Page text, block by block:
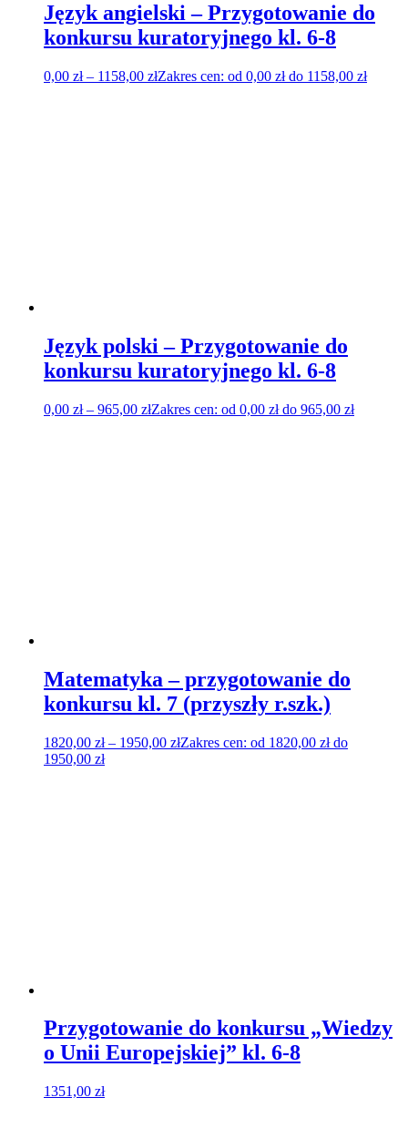
Język angielski – Przygotowanie do
konkursu kuratoryjnego kl. 6-8
0,00 zł – 1158,00 złZakres cen: od 0,00 zł do 1158,00 zł
Język polski – Przygotowanie do
konkursu kuratoryjnego kl. 6-8
0,00 zł – 965,00 złZakres cen: od 0,00 zł do 965,00 zł
Matematyka – przygotowanie do
konkursu kl. 7 (przyszły r.szk.)
1820,00 zł – 1950,00 złZakres cen: od 1820,00 zł do
1950,00 zł
Przygotowanie do konkursu „Wiedzy
o Unii Europejskiej” kl. 6-8
1351,00 zł